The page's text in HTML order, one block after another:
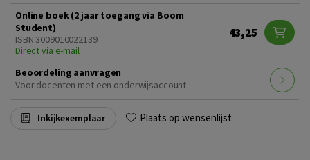
Online boek (2 jaar toegang via Boom
Student)
ISBN 3009010022139
Direct via e-mail
43,25
Beoordeling aanvragen
Voor docenten met een onderwijsaccount
Inkijkexemplaar Plaats op wensenlijst